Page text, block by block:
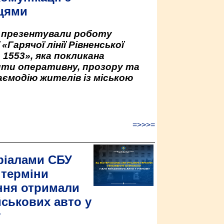
презентували роботу
лінії Рівненської
яка покликана
оперативну, прозору та
жителів із міською
=>>>=
СБУ
отримали
авто у